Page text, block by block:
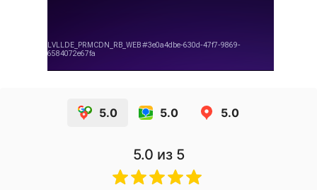
5.0 5.0 5.0
5.0 из 5